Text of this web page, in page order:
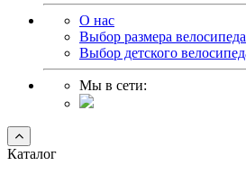
О нас
Выбор размера велосипеда
Выбор детского
Мы в сети:
Каталог